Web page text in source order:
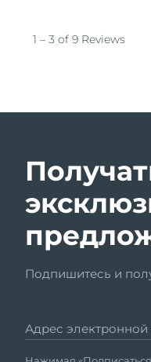
Подпишитесь и
Адрес электронной